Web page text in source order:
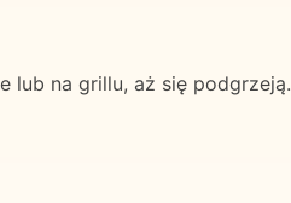
lub na grillu, aż się podgrzeją.